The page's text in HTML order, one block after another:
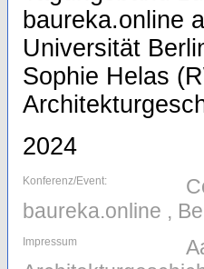
baureka.online
Universität
Sophie Helas
2024
Konferenz/Event:
baureka.online ,
Impressum